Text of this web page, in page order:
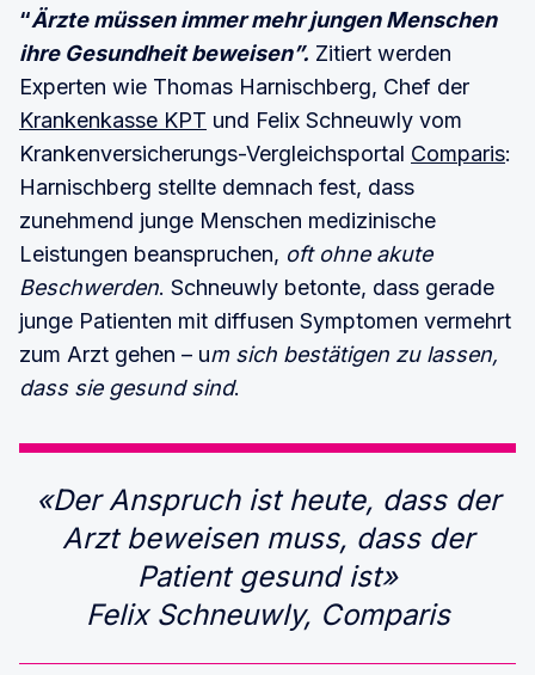
“Ärzte müssen immer mehr jungen Menschen
ihre Gesundheit beweisen”. Zitiert werden
Experten wie Thomas Harnischberg, Chef der
Krankenkasse KPT und Felix Schneuwly vom
Krankenversicherungs-Vergleichsportal Comparis:
Harnischberg stellte demnach fest, dass
zunehmend junge Menschen medizinische
Leistungen beanspruchen, oft ohne akute
Beschwerden. Schneuwly betonte, dass gerade
junge Patienten mit diffusen Symptomen vermehrt
zum Arzt gehen – um sich bestätigen zu lassen,
dass sie gesund sind.
«Der Anspruch ist heute, dass der
Arzt beweisen muss, dass der
Patient gesund ist»
Felix Schneuwly, Comparis